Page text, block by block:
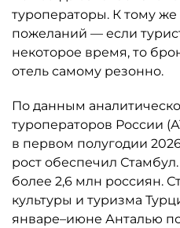
туроператоры. К тому же
пожеланий — если
некоторое время, то
отель самому резонно.
По данным
туроператоров России
в первом полугодии
рост обеспечил
более 2,6 млн россиян.
культуры и туризма
январе–июне Анталью